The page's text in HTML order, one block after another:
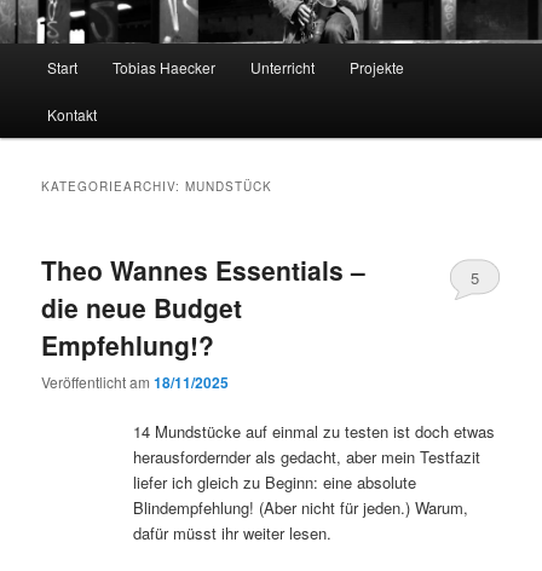
Start Tobias Haecker Unterricht Projekte
Kontakt
KATEGORIEARCHIV:MUNDSTÜCK
Theo Wannes Essentials –
die neue Budget
Empfehlung!?
Veröffentlicht am18/11/2025
5
14 Mundstücke auf einmal zu testen ist doch etwas
herausfordernder als gedacht, aber mein Testfazit
liefer ich gleich zu Beginn: eine absolute
Blindempfehlung! (Aber nicht für jeden.) Warum,
dafür müsst ihr weiter lesen.